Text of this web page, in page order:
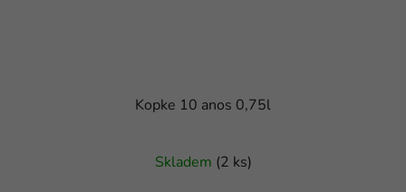
Kopke 10 anos 0,75l
Skladem (2 ks)